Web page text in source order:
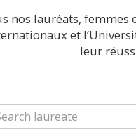
nos lauréats, femmes
et
leur